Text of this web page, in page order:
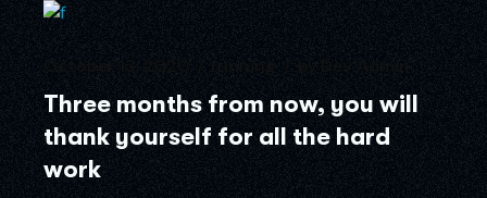
Three months from now, you will
thank yourself for all the hard
work